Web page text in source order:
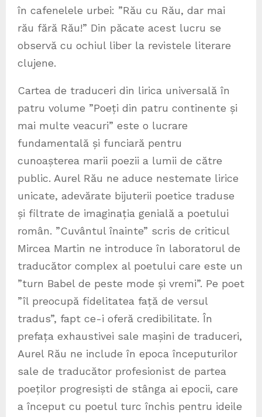
în cafenelele urbei: ”Rău cu Rău, dar mai
rău fără Rău!” Din păcate acest lucru se
observă cu ochiul liber la revistele literare
clujene.
Cartea de traduceri din lirica universală în
patru volume ”Poeți din patru continente și
mai multe veacuri” este o lucrare
fundamentală și funciară pentru
cunoașterea marii poezii a lumii de către
public. Aurel Rău ne aduce nestemate lirice
unicate, adevărate bijuterii poetice traduse
și filtrate de imaginația genială a poetului
român. ”Cuvântul înainte” scris de criticul
Mircea Martin ne introduce în laboratorul de
traducător complex al poetului care este un
”turn Babel de peste mode și vremi”. Pe poet
”îl preocupă fidelitatea față de versul
tradus”, fapt ce-i oferă credibilitate. În
prefața exhaustivei sale mașini de traduceri,
Aurel Rău ne include în epoca începuturilor
sale de traducător profesionist de partea
poeților progresiști de stânga ai epocii, care
a început cu poetul turc închis pentru ideile